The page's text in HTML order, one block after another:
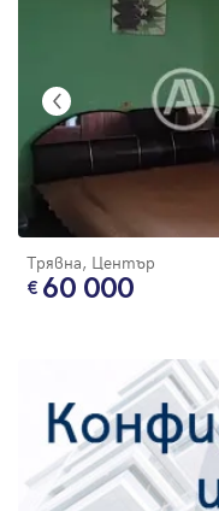
Трявна, Център
60 000